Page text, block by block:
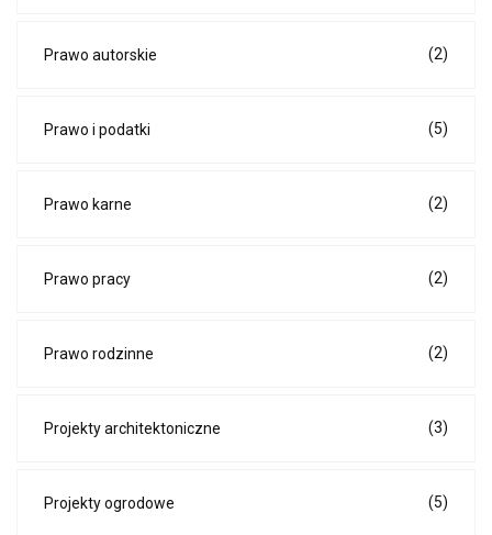
Prawo autorskie (2)
Prawo i podatki (5)
Prawo karne (2)
Prawo pracy (2)
Prawo rodzinne (2)
Projekty architektoniczne (3)
Projekty ogrodowe (5)